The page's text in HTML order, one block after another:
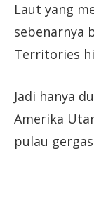
Laut yang
sebenarnya
Territories
Jadi hanya
Amerika
pulau